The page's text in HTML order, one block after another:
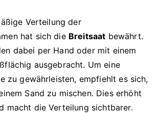
Verteilung der
hat sich die Breitsaat bewährt.
dabei per Hand oder mit einem
ausgebracht. Um eine
zu gewährleisten, empfiehlt es sich,
Sand zu mischen. Dies erhöht
macht die Verteilung sichtbarer.